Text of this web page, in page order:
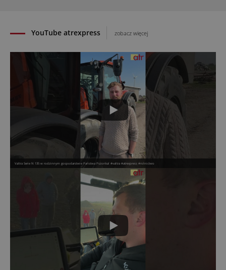
YouTube atrexpress zobacz więcej
Valtra Serie N 135 w rodzinnym gospodarstwie Państwa Pszonka! #valtra #atrexpress #rolnictwo